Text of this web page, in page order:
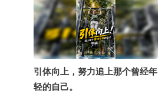
引体向上，努力追上那个曾经年
轻的自己。